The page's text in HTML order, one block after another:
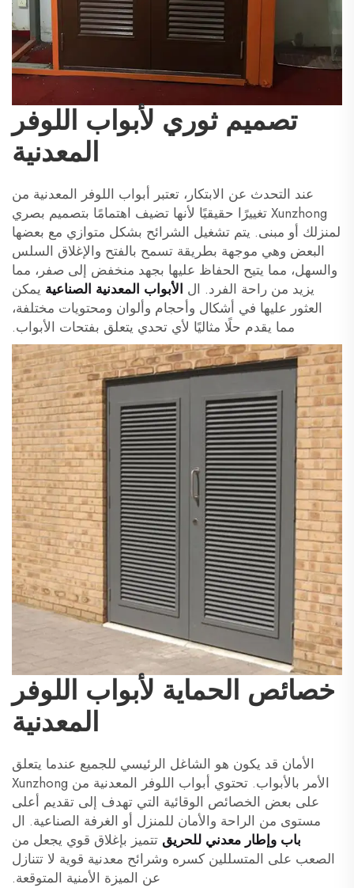
تصميم ثوري لأبواب اللوفر
المعدنية
عند التحدث عن الابتكار، تعتبر أبواب اللوفر المعدنية من
Xunzhong تغييرًا حقيقيًا لأنها تضيف اهتمامًا بتصميم بصري
لمنزلك أو مبنى. يتم تشغيل الشرائح بشكل متوازي مع بعضها
البعض وهي موجهة بطريقة تسمح بالفتح والإغلاق السلس
والسهل، مما يتيح الحفاظ عليها بجهد منخفض إلى صفر، مما
يزيد من راحة الفرد. ال الأبواب المعدنية الصناعية يمكن
العثور عليها في أشكال وأحجام وألوان ومحتويات مختلفة،
مما يقدم حلًا مثاليًا لأي تحدي يتعلق بفتحات الأبواب.
خصائص الحماية لأبواب اللوفر
المعدنية
الأمان قد يكون هو الشاغل الرئيسي للجميع عندما يتعلق
الأمر بالأبواب. تحتوي أبواب اللوفر المعدنية من Xunzhong
على بعض الخصائص الوقائية التي تهدف إلى تقديم أعلى
مستوى من الراحة والأمان للمنزل أو الغرفة الصناعية. ال
باب وإطار معدني للحريق تتميز بإغلاق قوي يجعل من
الصعب على المتسللين كسره وشرائح معدنية قوية لا تتنازل
عن الميزة الأمنية المتوقعة.